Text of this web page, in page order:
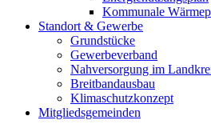
Kommunale
Standort & Gewerbe
Grundstücke
Gewerbeverband
Nahversorgung im
Breitbandausbau
Klimaschutzkonzept
Mitgliedsgemeinden